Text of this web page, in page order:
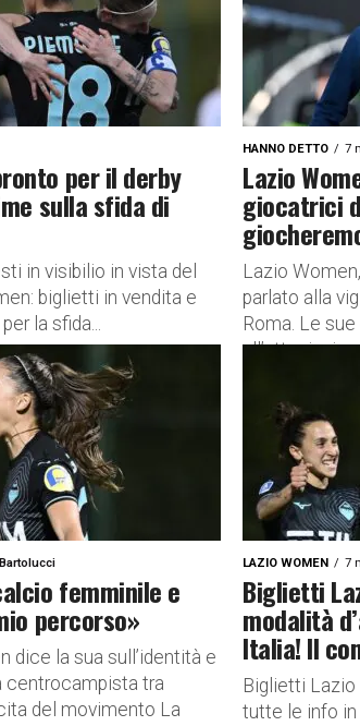
per il derby
sulla sfida di
in visibilio in vista del
biglietti in vendita e
la sfida...
HANNO DETTO 7
Lazio
giocatrici
Lazio
parlato alla
Roma. Le
femminile e
percorso»
dice la sua sull’identità e
centrocampista tra
del movimento La
LAZIO WOMEN 7
Biglietti
modalità
Italia! Il
Biglietti
tutte le info in